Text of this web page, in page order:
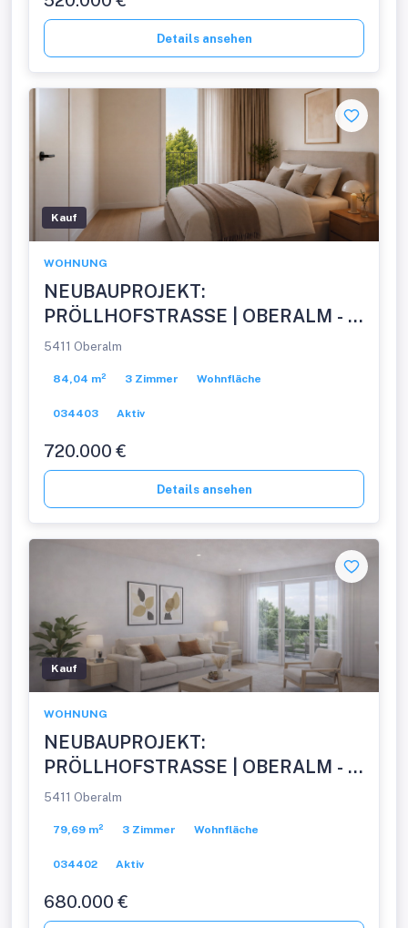
Details ansehen
Kauf
WOHNUNG
NEUBAUPROJEKT:
PRÖLLHOFSTRASSE | OBERALM - 3
Zimmer Balkonwohnung -
5411 Oberalm
84,04 m² 3 Zimmer Wohnfläche
034403 Aktiv
720.000 €
Details ansehen
Kauf
WOHNUNG
NEUBAUPROJEKT:
PRÖLLHOFSTRASSE | OBERALM - 3
Zimmer Balkonwohnung -
5411 Oberalm
79,69 m² 3 Zimmer Wohnfläche
034402 Aktiv
680.000 €